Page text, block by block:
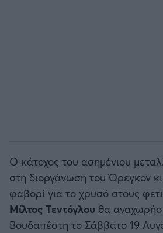
Παρί Σεν Ζερμέν
Ο κάτοχος του ασημένιου
στη διοργάνωση του Όρεγκον
φαβορί για το χρυσό στους
Μίλτος Τεντόγλου θα
Βουδαπέστη το Σάββατο 19